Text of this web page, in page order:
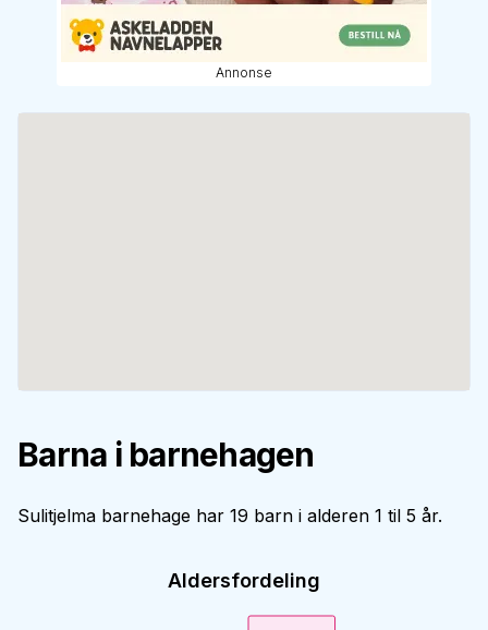
Annonse
Barna i barnehagen
Sulitjelma barnehage har 19 barn i alderen 1 til 5 år.
Aldersfordeling